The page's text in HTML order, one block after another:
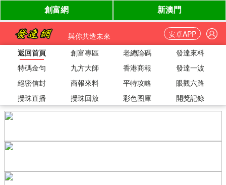
與你共造未來
安卓APP
返回首頁
創富專區 老總論碼
發達來料
特碼金句
九方大師 香港商報
發達一波
絕密信封
商報來料 平特攻略
眼觀六路
攪珠直播
攪珠回放 彩色图庫 開獎記錄